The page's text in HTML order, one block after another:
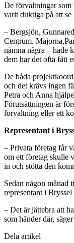
De förvaltningar som
varit duktiga på att
– Bergsjön,
Centrum.
nämna några – hade
dem har det ofta fått
De båda
och det krävs ingen
Petra och Anna
Förutsättningen är
förvaltning eller ett
Representant i
– Privata företag får
om ett företag skulle
in och stötta den
Sedan någon månad
representant i
– Det är jättebra att
som händer där,
Dela artikel